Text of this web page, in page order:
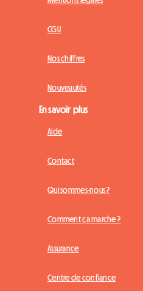
CGU
Nos chiffres
Nouveautés
En savoir plus
Aide
Contact
Qui sommes-nous ?
Comment ça marche ?
Assurance
Centre de confiance